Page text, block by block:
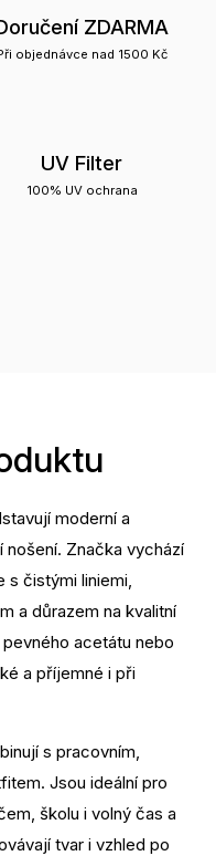
ZDARMA
objednávce nad 1500 Kč
UV Filter
100% UV ochrana
moderní a
Značka vychází
s čistými liniemi,
a důrazem na kvalitní
acetátu nebo
a příjemné i při
s pracovním,
Jsou ideální pro
školu i volný čas a
tvar i vzhled po